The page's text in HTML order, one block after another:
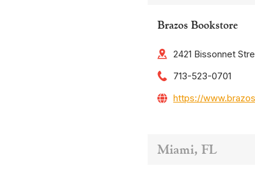
Brazos Bookstore
2421 Bissonnet
713-523-0701
https://
Miami, FL